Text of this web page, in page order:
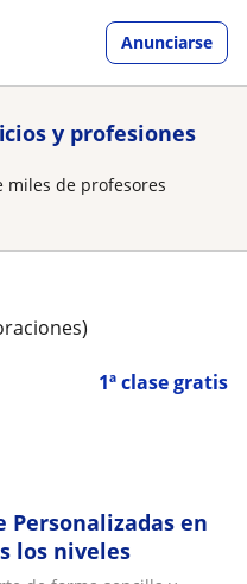
Anunciarse
y profesiones
miles de profesores
1ª clase gratis
Personalizadas en
los niveles